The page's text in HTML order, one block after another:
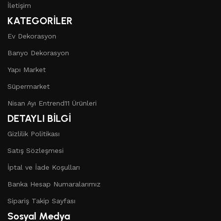
İletişim
KATEGORİLER
Ev Dekorasyon
Banyo Dekorasyon
Yapı Market
Süpermarket
Nisan Ayı Entrend11 Ürünleri
DETAYLI BİLGİ
Gizlilik Politikası
Satış Sözleşmesi
İptal ve İade Koşulları
Banka Hesap Numaralarımız
Sipariş Takip Sayfası
Sosyal Medya